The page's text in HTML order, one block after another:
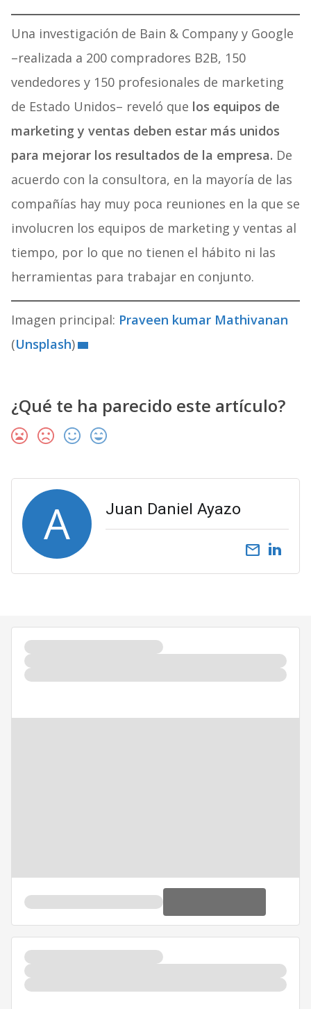
Una investigación de Bain & Company y Google
–realizada a 200 compradores B2B, 150
vendedores y 150 profesionales de marketing
de Estado Unidos– reveló que los equipos de
marketing y ventas deben estar más unidos
para mejorar los resultados de la empresa. De
acuerdo con la consultora, en la mayoría de las
compañías hay muy poca reuniones en la que se
involucren los equipos de marketing y ventas al
tiempo, por lo que no tienen el hábito ni las
herramientas para trabajar en conjunto.
Imagen principal: Praveen kumar Mathivanan
(Unsplash)
¿Qué te ha parecido este artículo?
A Juan Daniel Ayazo
email